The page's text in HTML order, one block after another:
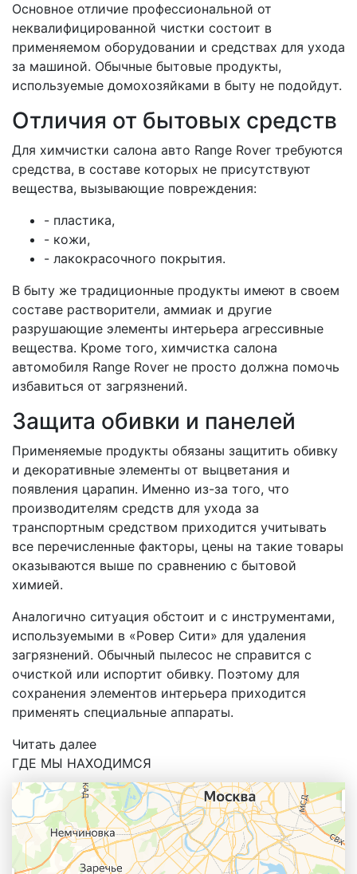
Основное отличие профессиональной от
неквалифицированной чистки состоит в
применяемом оборудовании и средствах для ухода
за машиной. Обычные бытовые продукты,
используемые домохозяйками в быту не подойдут.
Отличия от бытовых средств
Для химчистки салона авто Range Rover требуются
средства, в составе которых не присутствуют
вещества, вызывающие повреждения:
- пластика,
- кожи,
- лакокрасочного покрытия.
В быту же традиционные продукты имеют в своем
составе растворители, аммиак и другие
разрушающие элементы интерьера агрессивные
вещества. Кроме того, химчистка салона
автомобиля Range Rover не просто должна помочь
избавиться от загрязнений.
Защита обивки и панелей
Применяемые продукты обязаны защитить обивку
и декоративные элементы от выцветания и
появления царапин. Именно из-за того, что
производителям средств для ухода за
транспортным средством приходится учитывать
все перечисленные факторы, цены на такие товары
оказываются выше по сравнению с бытовой
химией.
Аналогично ситуация обстоит и с инструментами,
используемыми в «Ровер Сити» для удаления
загрязнений. Обычный пылесос не справится с
очисткой или испортит обивку. Поэтому для
сохранения элементов интерьера приходится
применять специальные аппараты.
Читать далее
ГДЕ МЫ НАХОДИМСЯ